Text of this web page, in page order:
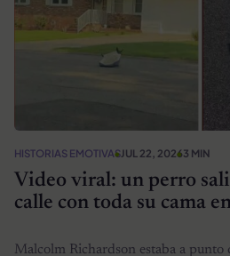
HISTORIAS EMOTIVASJUL 22, 20263 MIN
Video viral: un perro
calle con toda su cama
Malcolm Richardson estaba a punto